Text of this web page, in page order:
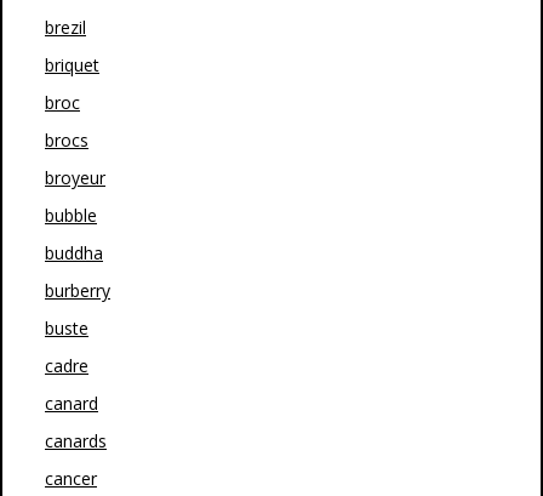
brezil
briquet
broc
brocs
broyeur
bubble
buddha
burberry
buste
cadre
canard
canards
cancer